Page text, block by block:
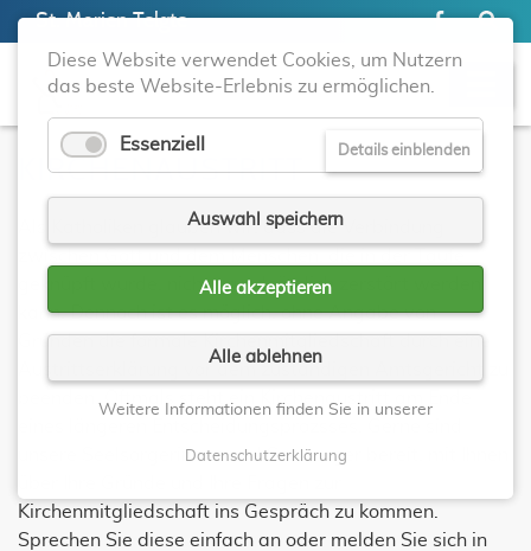
St. Marien Telgte
KIRCHENAUSTRITT
Als Katholiken glauben wir, dass die Verbindung
geknüpft wurde, nicht grundsätzlich zerstört werden
kann. Dennoch ist es möglich. ohne Angabe von
Gründen die formale Kirchenmitgliedschaft durch eine
unsere Seelsorgerinnen und Seelsorger bereit, mit Ihnen
Kirchenmitgliedschaft ins Gespräch zu kommen.
Sprechen Sie diese einfach an oder melden Sie sich in
Diese Website verwendet Cookies, um Nutzern
das beste Website-Erlebnis zu ermöglichen.
Essenziell Details einblenden
Auswahl speichern
Alle akzeptieren
Alle ablehnen
Weitere Informationen finden Sie in unserer
Datenschutzerklärung